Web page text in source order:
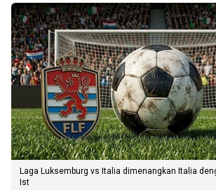
Laga Luksemburg vs Italia dimenangkan Italia
Ist